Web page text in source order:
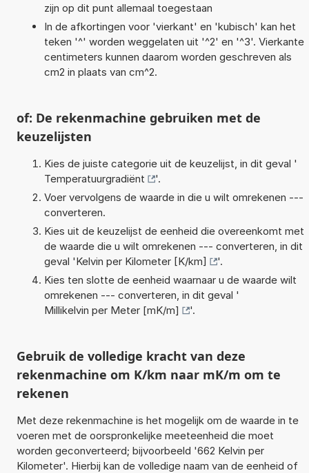
zijn op dit punt allemaal toegestaan
In de afkortingen voor 'vierkant' en 'kubisch' kan het
teken '^' worden weggelaten uit '^2' en '^3'. Vierkante
centimeters kunnen daarom worden geschreven als
cm2 in plaats van cm^2.
of: De rekenmachine gebruiken met de
keuzelijsten
Kies de juiste categorie uit de keuzelijst, in dit geval '
Temperatuurgradiënt
'.
Voer vervolgens de waarde in die u wilt omrekenen ---
converteren.
Kies uit de keuzelijst de eenheid die overeenkomt met
de waarde die u wilt omrekenen --- converteren, in dit
geval 'Kelvin per Kilometer [K/km]
'.
Kies ten slotte de eenheid waarnaar u de waarde wilt
omrekenen --- converteren, in dit geval '
Millikelvin per Meter [mK/m]
'.
Gebruik de volledige kracht van deze
rekenmachine om K/km naar mK/m om te
rekenen
Met deze rekenmachine is het mogelijk om de waarde in te
voeren met de oorspronkelijke meeteenheid die moet
worden geconverteerd; bijvoorbeeld '662 Kelvin per
Kilometer'. Hierbij kan de volledige naam van de eenheid of